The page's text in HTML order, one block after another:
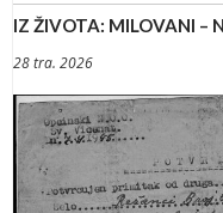
IZ ŽIVOTA: MILOVANI –
28 tra. 2026